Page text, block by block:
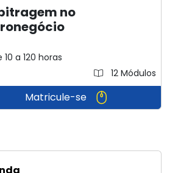
no
10 a 120 horas
12 Módulos
Matricule-se